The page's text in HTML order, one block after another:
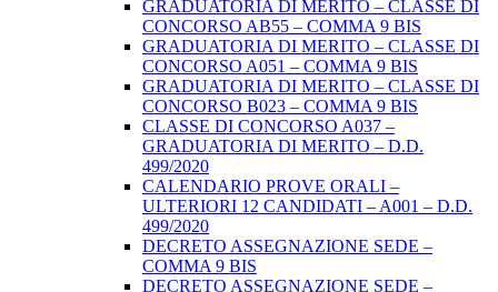
GRADUATORIA DI MERITO – CLASSE DI
CONCORSO AB55 – COMMA 9 BIS
GRADUATORIA DI MERITO – CLASSE DI
CONCORSO A051 – COMMA 9 BIS
GRADUATORIA DI MERITO – CLASSE DI
CONCORSO B023 – COMMA 9 BIS
CLASSE DI CONCORSO A037 –
GRADUATORIA DI MERITO – D.D.
499/2020
CALENDARIO PROVE ORALI –
ULTERIORI 12 CANDIDATI – A001 – D.D.
499/2020
DECRETO ASSEGNAZIONE SEDE –
COMMA 9 BIS
DECRETO ASSEGNAZIONE SEDE –